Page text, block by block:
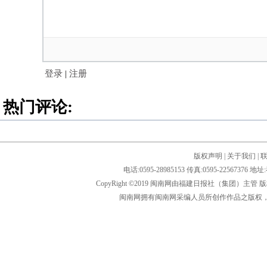
登录 | 注册
热门评论:
版权声明 关于我们
电话:0595-28985153 传真:0595-22567376 地
CopyRight ©2019 闽南网由福建日报社（集团）主管
闽南网拥有闽南网采编人员所创作作品之版